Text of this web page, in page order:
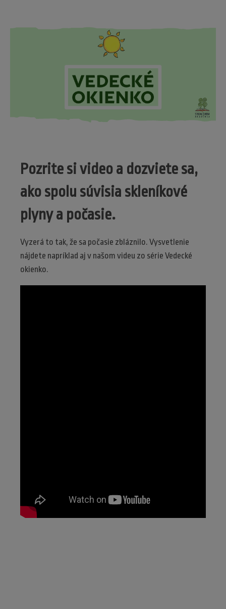
Pozrite si video a dozviete sa,
ako spolu súvisia skleníkové
plyny a počasie.
Vyzerá to tak, že sa počasie zbláznilo. Vysvetlenie
nájdete napríklad aj v našom videu zo série Vedecké
okienko.